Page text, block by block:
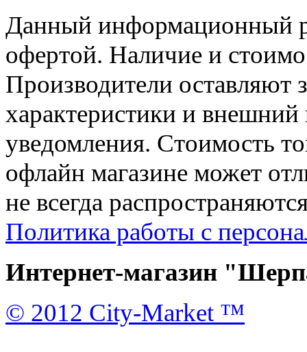
Данный информационный
офертой. Наличие и
Производители оставляют
характеристики и внешний
уведомления. Стоимость
офлайн магазине может
не всегда
Политика работы с
Интернет-магазин
© 2012 City-Market ™